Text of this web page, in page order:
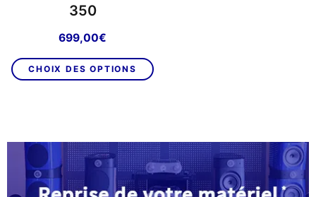
350
699,00€
CHOIX DES OPTIONS
produit
Les
options
peuvent